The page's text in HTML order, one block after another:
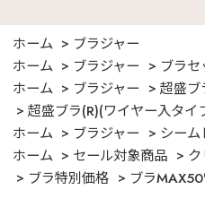
ホーム
ブラジャー
ホーム
ブラジャー
ブラセ
ホーム
ブラジャー
超盛ブ
超盛ブラ(R)(ワイヤー入タイ
ホーム
ブラジャー
シーム
ホーム
セール対象商品
ブラ特別価格
ブラ